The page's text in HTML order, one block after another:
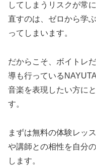
してしまうリスクが常
直すのは、ゼロから学
ってしまいます。
だからこそ、ボイトレ
導も行っている
音楽を表現したい方に
す。
まずは無料の体験レッ
や講師との相性を自分
します。